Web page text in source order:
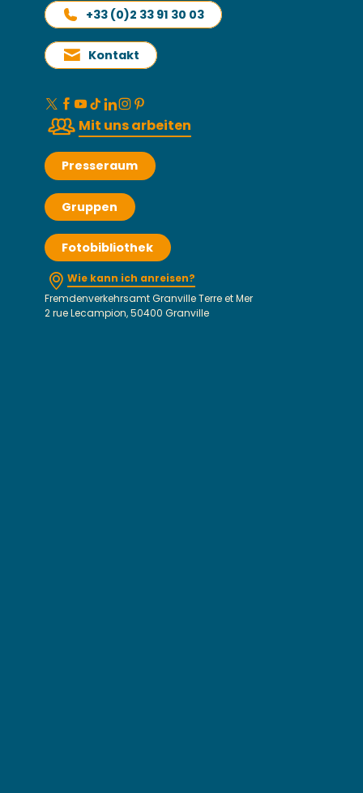
+33 (0)2 33 91 30 03
Kontakt
Mit uns arbeiten
Presseraum
Gruppen
Fotobibliothek
Wie kann ich anreisen?
Fremdenverkehrsamt Granville Terre et Mer
2 rue Lecampion, 50400 Granville